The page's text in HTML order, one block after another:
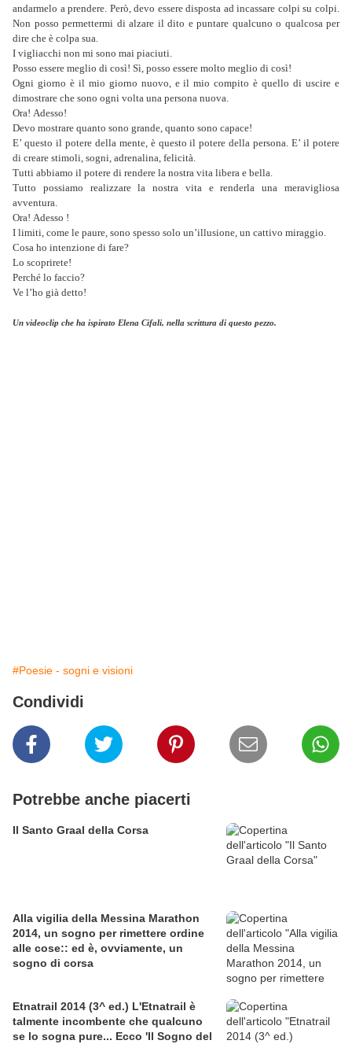
andarmelo a prendere. Però, devo essere disposta ad incassare colpi su colpi.
Non posso permettermi di alzare il dito e puntare qualcuno o qualcosa per
dire che è colpa sua.
I vigliacchi non mi sono mai piaciuti.
Posso essere meglio di così! Sì, posso essere molto meglio di così!
Ogni giorno è il mio giorno nuovo, e il mio compito è quello di uscire e
dimostrare che sono ogni volta una persona nuova.
Ora! Adesso!
Devo mostrare quanto sono grande, quanto sono capace!
E’ questo il potere della mente, è questo il potere della persona. E’ il potere
di creare stimoli, sogni, adrenalina, felicità.
Tutti abbiamo il potere di rendere la nostra vita libera e bella.
Tutto possiamo realizzare la nostra vita e renderla una meravigliosa
avventura.
Ora! Adesso !
I limiti, come le paure, sono spesso solo un’illusione, un cattivo miraggio.
Cosa ho intenzione di fare?
Lo scoprirete!
Perché lo faccio?
Ve l’ho già detto!
Un videoclip che ha ispirato Elena Cifali, nella scrittura di questo pezzo.
#Poesie - sogni e visioni
Condividi
Potrebbe anche piacerti
Il Santo Graal della Corsa
Alla vigilia della Messina Marathon
2014, un sogno per rimettere ordine
alle cose:: ed è, ovviamente, un
sogno di corsa
Etnatrail 2014 (3^ ed.) L'Etnatrail è
talmente incombente che qualcuno
se lo sogna pure... Ecco 'Il Sogno del